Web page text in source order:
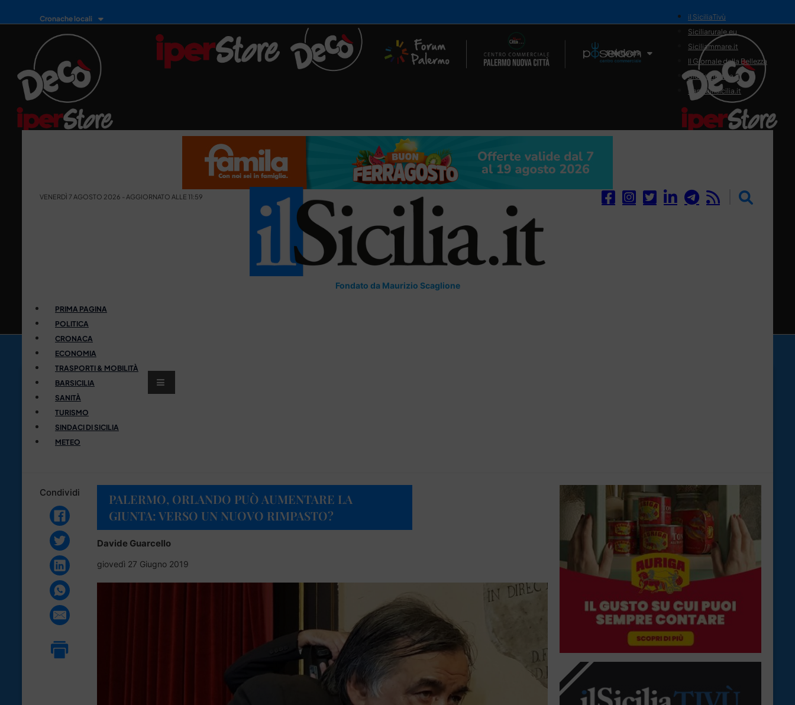
Cronache locali
Il Network
il SiciliaTivù
Siciliarurale.eu
Siciliammare.it
Il Giornale della Bellezza
Siciliamedica.it
Sanitainsicilia.it
VENERDÌ 7 AGOSTO 2026 - AGGIORNATO ALLE 11:59
Fondato da Maurizio Scaglione
PRIMA PAGINA
POLITICA
CRONACA
ECONOMIA
TRASPORTI & MOBILITÀ
BARSICILIA
SANITÀ
TURISMO
SINDACI DI SICILIA
METEO
Condividi
PALERMO, ORLANDO PUÒ AUMENTARE LA
GIUNTA: VERSO UN NUOVO RIMPASTO?
Davide Guarcello
giovedì 27 Giugno 2019